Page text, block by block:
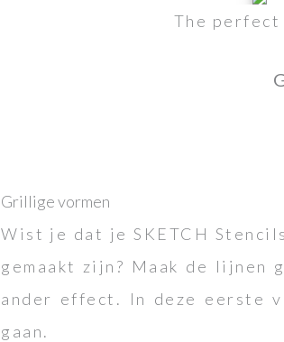
The
Grillige vormen
Wist je dat je SKETCH
gemaakt zijn? Maak de
ander effect. In deze eerste
gaan.